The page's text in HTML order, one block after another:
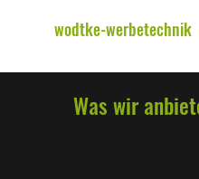
wodtke-werbetechnik
Was wir